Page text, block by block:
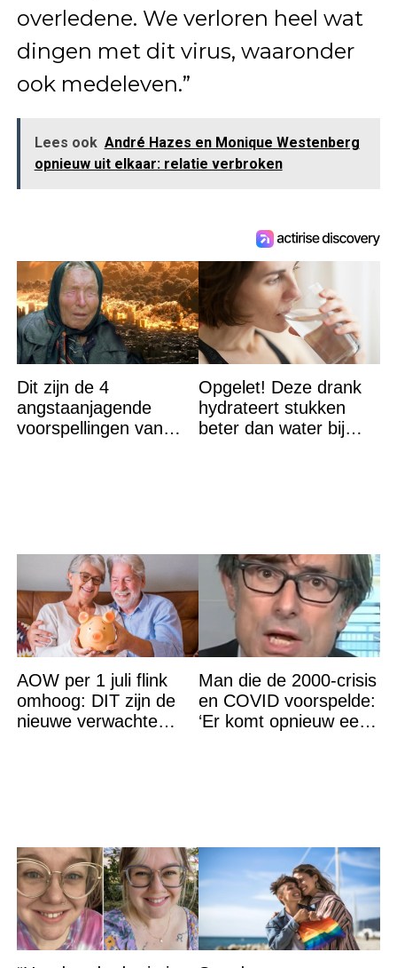
overledene. We verloren heel wat
dingen met dit virus, waaronder
ook medeleven.”
Lees ook André Hazes en Monique Westenberg
opnieuw uit elkaar: relatie verbroken
Dit zijn de 4
angstaanjagende
voorspellingen van
Opgelet! Deze drank
hydrateert stukken
beter dan water bij
AOW per 1 juli flink
omhoog: DIT zijn de
nieuwe verwachte
Man die de 2000-crisis
en COVID voorspelde:
‘Er komt opnieuw een